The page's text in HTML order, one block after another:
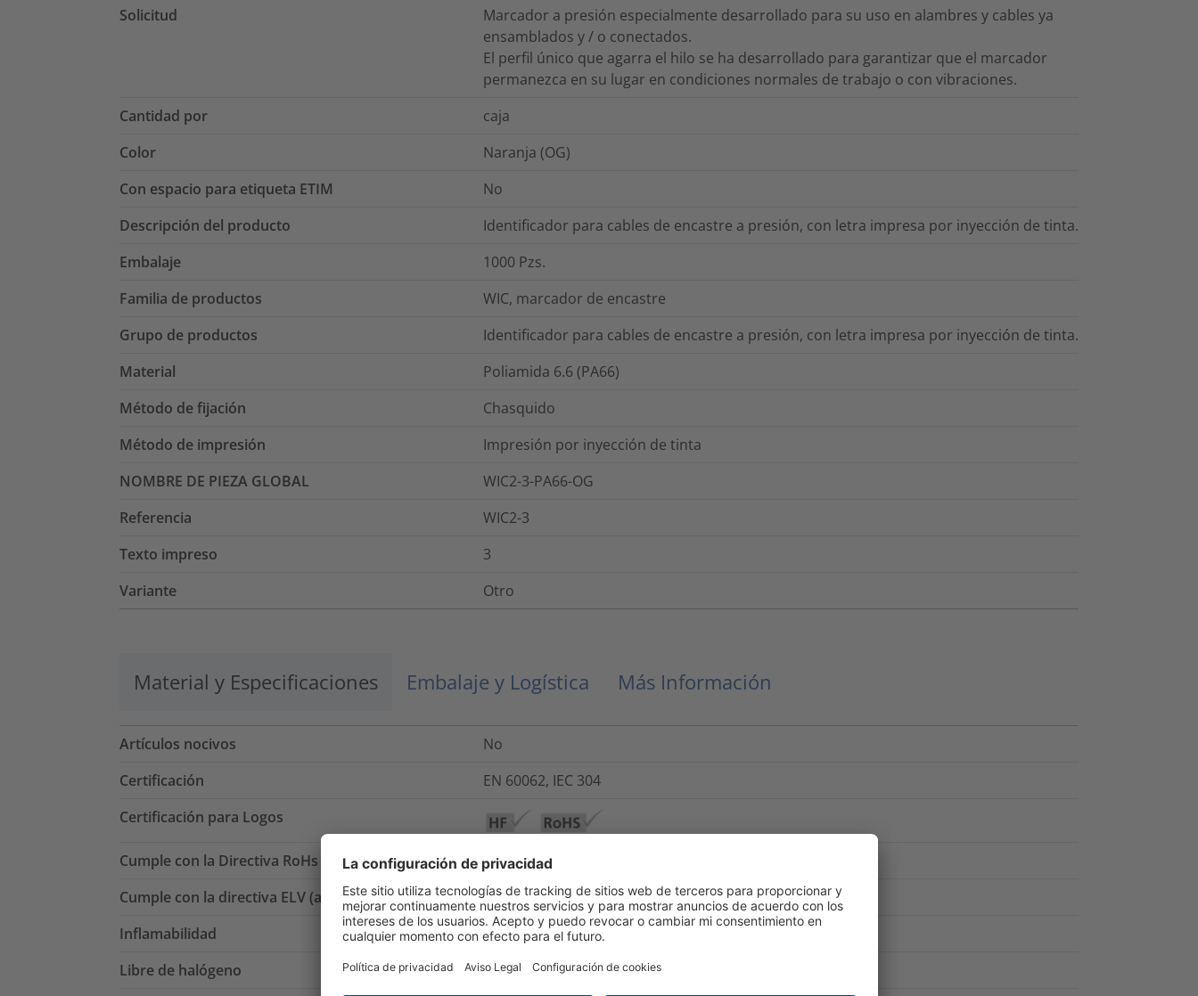
Solicitud
Marcador a presión especialmente desarrollado para su uso en alambres y cables ya
ensamblados y / o conectados.
El perfil único que agarra el hilo se ha desarrollado para garantizar que el marcador
permanezca en su lugar en condiciones normales de trabajo o con vibraciones.
Cantidad por
caja
Color
Naranja (OG)
Con espacio para etiqueta ETIM
No
Descripción del producto
Identificador para cables de encastre a presión, con letra impresa por inyección de tinta.
Embalaje
1000 Pzs.
Familia de productos
WIC, marcador de encastre
Grupo de productos
Identificador para cables de encastre a presión, con letra impresa por inyección de tinta.
Material
Poliamida 6.6 (PA66)
Método de fijación
Chasquido
Método de impresión
Impresión por inyección de tinta
NOMBRE DE PIEZA GLOBAL
WIC2-3-PA66-OG
Referencia
WIC2-3
Texto impreso
3
Variante
Otro
Material y Especificaciones Embalaje y Logística Más Información
Artículos nocivos
No
Certificación
EN 60062, IEC 304
Certificación para Logos
Cumple con la Directiva RoHs
Si
Cumple con la directiva ELV (artículos 4 - 2)
Si
Inflamabilidad
UL 94 V0
Libre de halógeno
Si